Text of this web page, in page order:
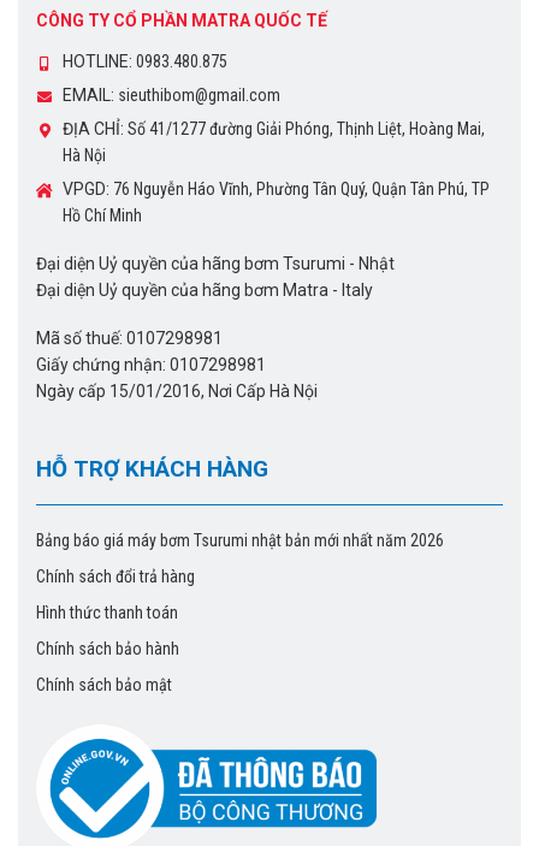
CÔNG TY CỔ PHẦN MATRA QUỐC TẾ
HOTLINE: 0983.480.875
EMAIL: sieuthibom@gmail.com
ĐỊA CHỈ: Số 41/1277 đường Giải Phóng, Thịnh Liệt, Hoàng Mai,
Hà Nội
VPGD: 76 Nguyễn Háo Vĩnh, Phường Tân Quý, Quận Tân Phú, TP
Hồ Chí Minh
Đại diện Uỷ quyền của hãng bơm Tsurumi - Nhật
Đại diện Uỷ quyền của hãng bơm Matra - Italy
Mã số thuế: 0107298981
Giấy chứng nhận: 0107298981
Ngày cấp 15/01/2016, Nơi Cấp Hà Nội
HỖ TRỢ KHÁCH HÀNG
Bảng báo giá máy bơm Tsurumi nhật bản mới nhất năm 2026
Chính sách đổi trả hàng
Hình thức thanh toán
Chính sách bảo hành
Chính sách bảo mật